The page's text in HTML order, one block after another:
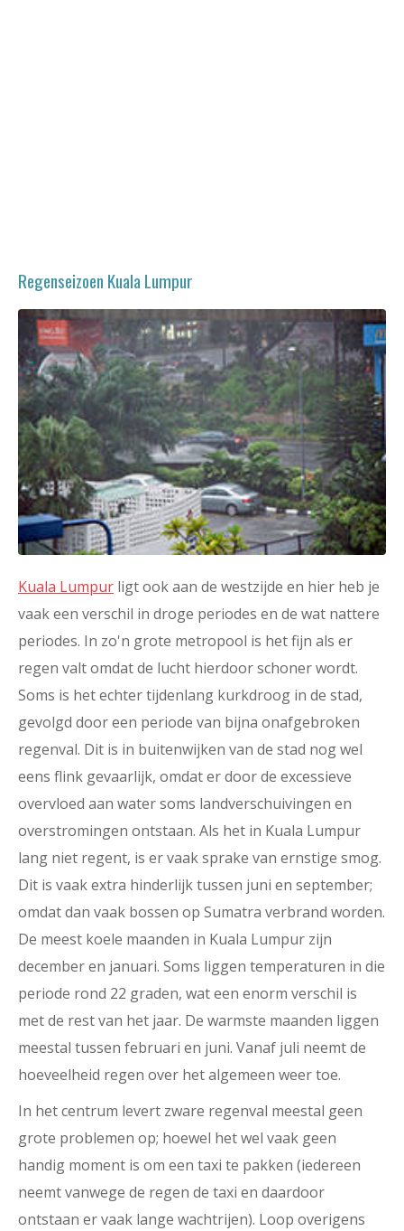
Regenseizoen Kuala Lumpur
Kuala Lumpur ligt ook aan de westzijde en hier heb je
vaak een verschil in droge periodes en de wat nattere
periodes. In zo'n grote metropool is het fijn als er
regen valt omdat de lucht hierdoor schoner wordt.
Soms is het echter tijdenlang kurkdroog in de stad,
gevolgd door een periode van bijna onafgebroken
regenval. Dit is in buitenwijken van de stad nog wel
eens flink gevaarlijk, omdat er door de excessieve
overvloed aan water soms landverschuivingen en
overstromingen ontstaan. Als het in Kuala Lumpur
lang niet regent, is er vaak sprake van ernstige smog.
Dit is vaak extra hinderlijk tussen juni en september;
omdat dan vaak bossen op Sumatra verbrand worden.
De meest koele maanden in Kuala Lumpur zijn
december en januari. Soms liggen temperaturen in die
periode rond 22 graden, wat een enorm verschil is
met de rest van het jaar. De warmste maanden liggen
meestal tussen februari en juni. Vanaf juli neemt de
hoeveelheid regen over het algemeen weer toe.
In het centrum levert zware regenval meestal geen
grote problemen op; hoewel het wel vaak geen
handig moment is om een taxi te pakken (iedereen
neemt vanwege de regen de taxi en daardoor
ontstaan er vaak lange wachtrijen). Loop overigens